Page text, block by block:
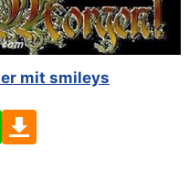
mit smileys
WhatsApp